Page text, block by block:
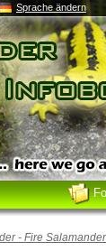
Sprache ändern
- Fire